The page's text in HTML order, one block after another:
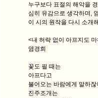
누구보다 표절의 해악을
심히 유감으로 생각하며,
이 시의 원작을 다시 소개
<내 허락 없이 아프지도
염경희
꽃도 필 때는
아프다고
불어오는 바람에게 말하잖
진주조개는